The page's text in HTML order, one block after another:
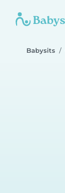
Babysits